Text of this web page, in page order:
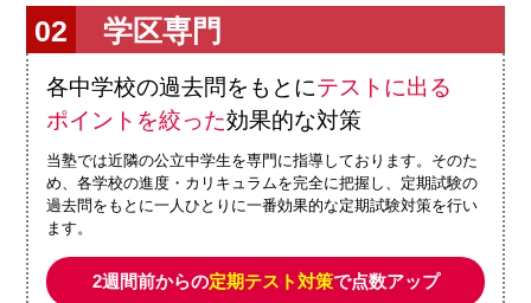
学区専門
各中学校の過去問をもとにテストに出る
ポイントを絞った効果的な対策
当塾では近隣の公立中学生を専門に指導しております。そのた
め、各学校の進度・カリキュラムを完全に把握し、定期試験の
過去問をもとに一人ひとりに一番効果的な定期試験対策を行い
ます。
2週間前からの定期テスト対策で点数アップ